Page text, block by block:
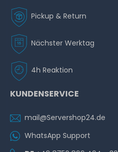
Pickup & Return
Nächster Werktag
4h Reaktion
KUNDENSERVICE
mail@Servershop24.de
WhatsApp Support